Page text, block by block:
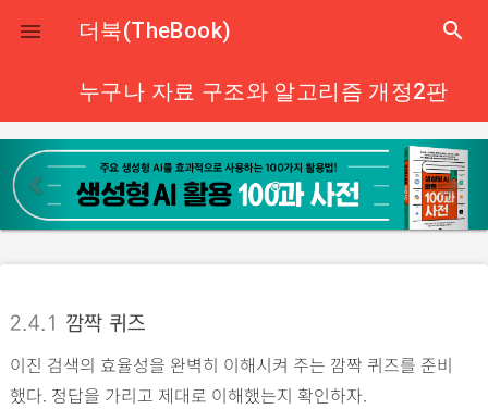
close
 더북(TheBook) search
누구나 자료 구조와 알고리즘 개정2판
p
r
e
u
s
n
e
x
2.4.1 깜짝 퀴즈
이진 검색의 효율성을 완벽히 이해시켜 주는 깜짝 퀴즈를 준비
했다. 정답을 가리고 제대로 이해했는지 확인하자.